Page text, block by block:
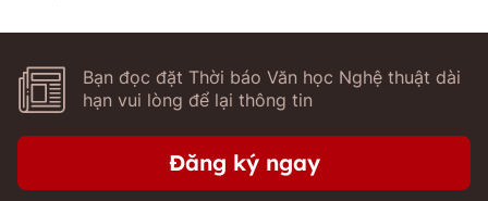
Bạn đọc đặt Thời báo Văn học Nghệ thuật dài
hạn vui lòng để lại thông tin
Đăng ký ngay